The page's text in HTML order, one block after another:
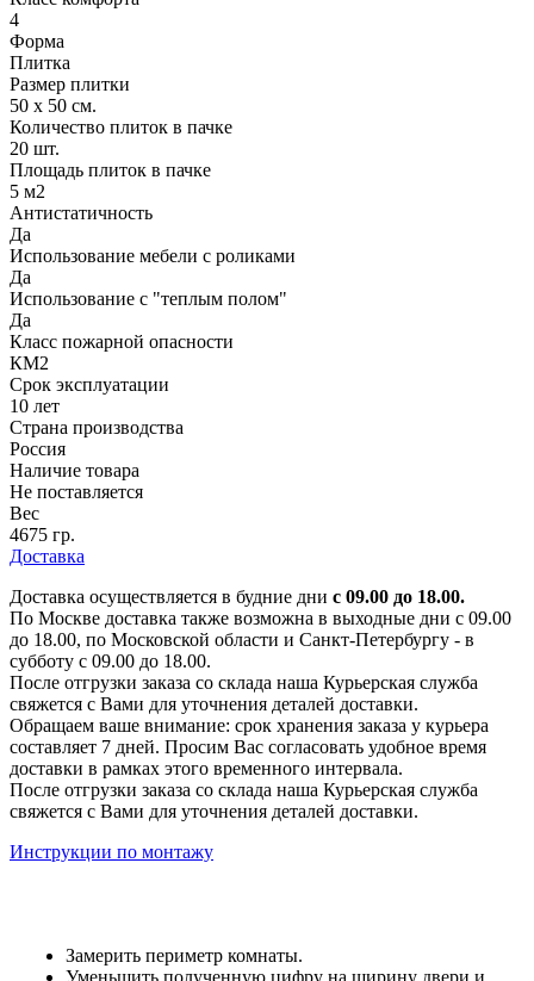
4
Форма
Плитка
Размер плитки
50 х 50 см.
Количество плиток в пачке
20 шт.
Площадь плиток в пачке
5 м2
Антистатичность
Да
Использование мебели с роликами
Да
Использование с "теплым полом"
Да
Класс пожарной опасности
КМ2
Срок эксплуатации
10 лет
Страна производства
Россия
Наличие товара
Не поставляется
Вес
4675 гр.
Доставка
Доставка осуществляется в будние дни с 09.00 до 18.00.
По Москве доставка также возможна в выходные дни с 09.00
до 18.00, по Московской области и Санкт-Петербургу - в
субботу с 09.00 до 18.00.
После отгрузки заказа со склада наша Курьерская служба
свяжется с Вами для уточнения деталей доставки.
Обращаем ваше внимание: срок хранения заказа у курьера
составляет 7 дней. Просим Вас согласовать удобное время
доставки в рамках этого временного интервала.
После отгрузки заказа со склада наша Курьерская служба
свяжется с Вами для уточнения деталей доставки.
Инструкции по монтажу
Замерить периметр комнаты.
Уменьшить полученную цифру на ширину двери и